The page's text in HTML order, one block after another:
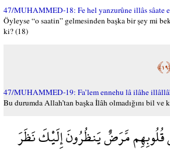
47/MUHAMMED-18: Fe hel yanzurûne illâs sâate
Öyleyse “o saatin” gelmesinden başka bir şey mi
ki? (18)
47/MUHAMMED-19: Fa’lem ennehu lâ ilâhe
Bu durumda Allah’tan başka İlâh olmadığını bil
قُلُوبِهِم مَّرَضٌ يَنظُرُونَ إِلَيْكَ نَظَرَ